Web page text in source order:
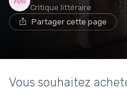
Critique littéraire
Partager cette page
Vous souhaitez
* En rejoignant le club,